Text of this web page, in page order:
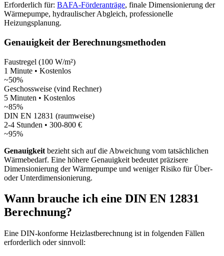
Erforderlich für: BAFA-Förderanträge, finale Dimensionierung der
Wärmepumpe, hydraulischer Abgleich, professionelle
Heizungsplanung.
Genauigkeit der Berechnungsmethoden
Faustregel (100 W/m²)
1 Minute • Kostenlos
~50%
Geschossweise (vind Rechner)
5 Minuten • Kostenlos
~85%
DIN EN 12831 (raumweise)
2-4 Stunden • 300-800 €
~95%
Genauigkeit bezieht sich auf die Abweichung vom tatsächlichen
Wärmebedarf. Eine höhere Genauigkeit bedeutet präzisere
Dimensionierung der Wärmepumpe und weniger Risiko für Über-
oder Unterdimensionierung.
Wann brauche ich eine DIN EN 12831
Berechnung?
Eine DIN-konforme Heizlastberechnung ist in folgenden Fällen
erforderlich oder sinnvoll: